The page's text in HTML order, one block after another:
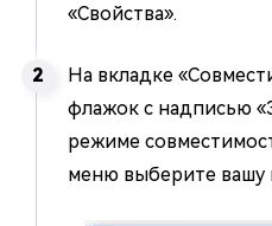
«Свойства».
На вкладке
флажок с надписью
режиме
меню выберите вашу